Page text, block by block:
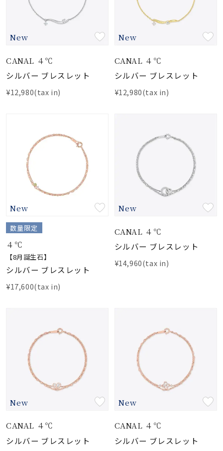
New
CANAL ４℃
シルバー ブレスレット
¥12,980(tax in)
New
CANAL ４℃
シルバー ブレスレット
¥12,980(tax in)
New
数量限定
４℃
【8月誕生石】
シルバー ブレスレット
¥17,600(tax in)
New
CANAL ４℃
シルバー ブレスレット
¥14,960(tax in)
New
CANAL ４℃
シルバー ブレスレット
New
CANAL ４℃
シルバー ブレスレット